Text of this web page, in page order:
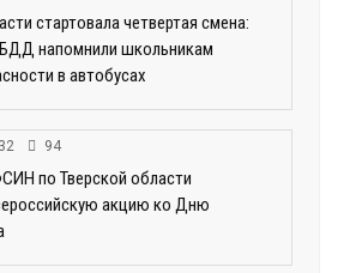
стартовала четвертая смена:
напомнили школьникам
в автобусах
94
по Тверской области
акцию ко Дню